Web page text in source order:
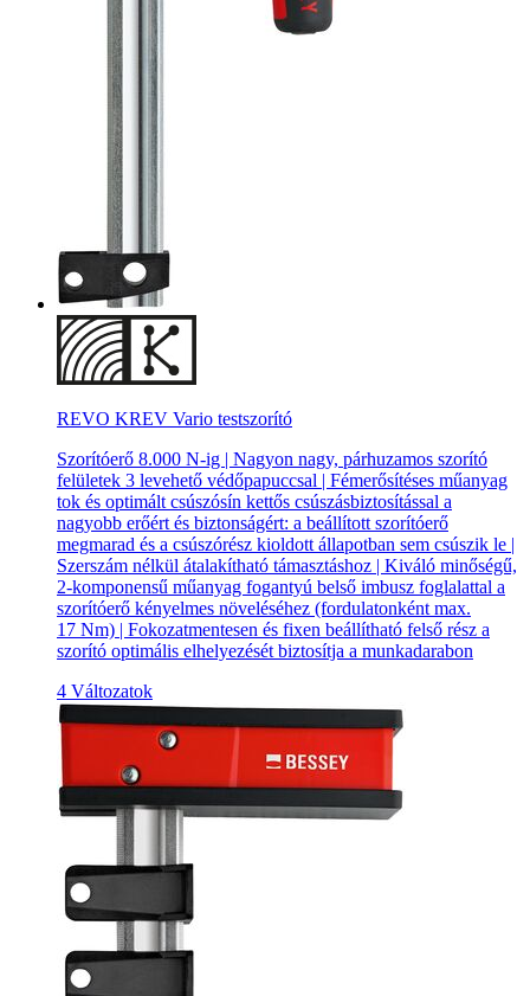
REVO KREV Vario testszorító
Szorítóerő 8.000 N-ig | Nagyon nagy, párhuzamos szorító
felületek 3 levehető védőpapuccsal | Fémerősítéses műanyag
tok és optimált csúszósín kettős csúszásbiztosítással a
nagyobb erőért és biztonságért: a beállított szorítóerő
megmarad és a csúszórész kioldott állapotban sem csúszik le |
Szerszám nélkül átalakítható támasztáshoz | Kiváló minőségű,
2-komponensű műanyag fogantyú belső imbusz foglalattal a
szorítóerő kényelmes növeléséhez (fordulatonként max.
17 Nm) | Fokozatmentesen és fixen beállítható felső rész a
szorító optimális elhelyezését biztosítja a munkadarabon
4 Változatok